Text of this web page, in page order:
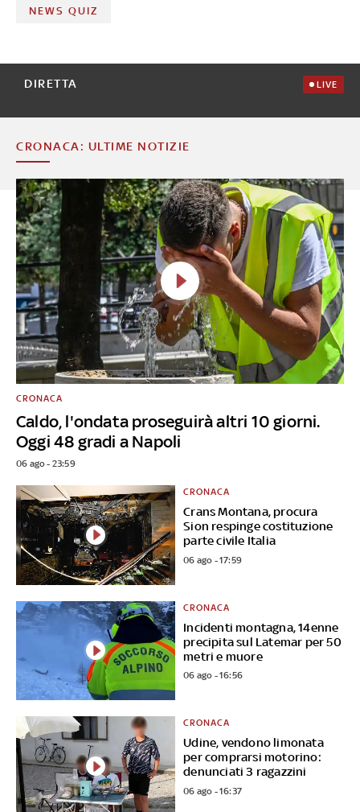
NEWS QUIZ
DIRETTA LIVE
CRONACA: ULTIME NOTIZIE
Caldo, l'ondata proseguirà altri 10 giorni.
Oggi 48 gradi a Napoli
CRONACA
06 ago - 23:59
Crans Montana, procura
Sion respinge costituzione
parte civile Italia
CRONACA
06 ago - 17:59
Incidenti montagna, 14enne
precipita sul Latemar per 50
metri e muore
CRONACA
06 ago - 16:56
Udine, vendono limonata
per comprarsi motorino:
denunciati 3 ragazzini
CRONACA
06 ago - 16:37